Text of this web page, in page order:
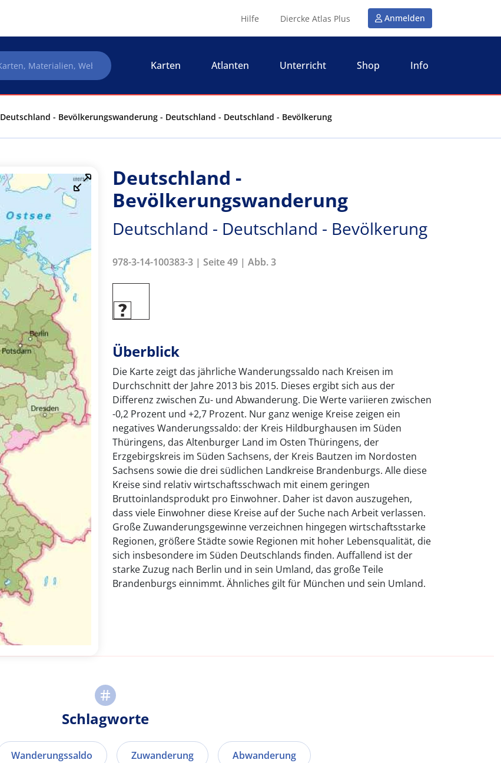
Hilfe Diercke Atlas Plus Anmelden
Karten Atlanten Unterricht Shop Info
Deutschland - Bevölkerungswanderung - Deutschland - Deutschland - Bevölkerung
Deutschland -
Bevölkerungswanderung
Deutschland - Deutschland - Bevölkerung
978-3-14-100383-3 | Seite 49 | Abb. 3
Überblick
Die Karte zeigt das jährliche Wanderungssaldo nach Kreisen im
Durchschnitt der Jahre 2013 bis 2015. Dieses ergibt sich aus der
Differenz zwischen Zu- und Abwanderung. Die Werte variieren zwischen
-0,2 Prozent und +2,7 Prozent. Nur ganz wenige Kreise zeigen ein
negatives Wanderungssaldo: der Kreis Hildburghausen im Süden
Thüringens, das Altenburger Land im Osten Thüringens, der
Erzgebirgskreis im Süden Sachsens, der Kreis Bautzen im Nordosten
Sachsens sowie die drei südlichen Landkreise Brandenburgs. Alle diese
Kreise sind relativ wirtschaftsschwach mit einem geringen
Bruttoinlandsprodukt pro Einwohner. Daher ist davon auszugehen,
dass viele Einwohner diese Kreise auf der Suche nach Arbeit verlassen.
Große Zuwanderungsgewinne verzeichnen hingegen wirtschaftsstarke
Regionen, größere Städte sowie Regionen mit hoher Lebensqualität, die
sich insbesondere im Süden Deutschlands finden. Auffallend ist der
starke Zuzug nach Berlin und in sein Umland, das große Teile
Brandenburgs einnimmt. Ähnliches gilt für München und sein Umland.
Schlagworte
Wanderungssaldo Zuwanderung Abwanderung